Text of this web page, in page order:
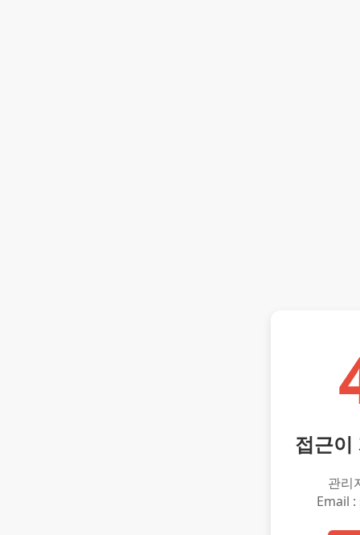
접근이
관리
Email